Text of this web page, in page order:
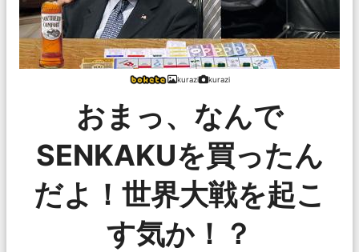
kurazi kurazi
おまっ、なんで
SENKAKUを買ったん
だよ！世界大戦を起こ
す気か！？